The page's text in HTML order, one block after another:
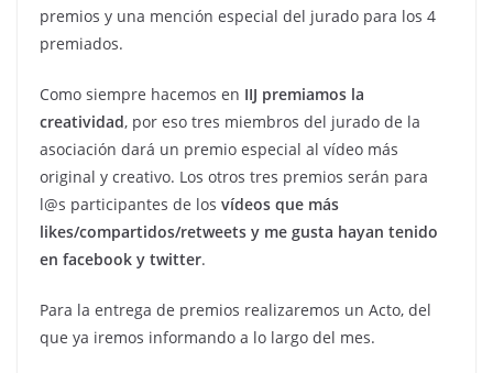
premios y una mención especial del jurado para los 4
premiados.
Como siempre hacemos en IIJ premiamos la
creatividad, por eso tres miembros del jurado de la
asociación dará un premio especial al vídeo más
original y creativo. Los otros tres premios serán para
l@s participantes de los vídeos que más
likes/compartidos/retweets y me gusta hayan tenido
en facebook y twitter.
Para la entrega de premios realizaremos un Acto, del
que ya iremos informando a lo largo del mes.